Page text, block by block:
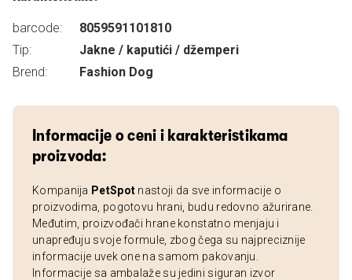
barcode:
8059591101810
Tip:
Jakne / kaputići / džemperi
Brend:
Fashion Dog
Informacije o ceni i karakteristikama
proizvoda:
Kompanija PetSpot nastoji da sve informacije o
proizvodima, pogotovu hrani, budu redovno ažurirane.
Međutim, proizvođači hrane konstatno menjaju i
unapređuju svoje formule, zbog čega su najpreciznije
informacije uvek one na samom pakovanju.
Informacije sa ambalaže su jedini siguran izvor